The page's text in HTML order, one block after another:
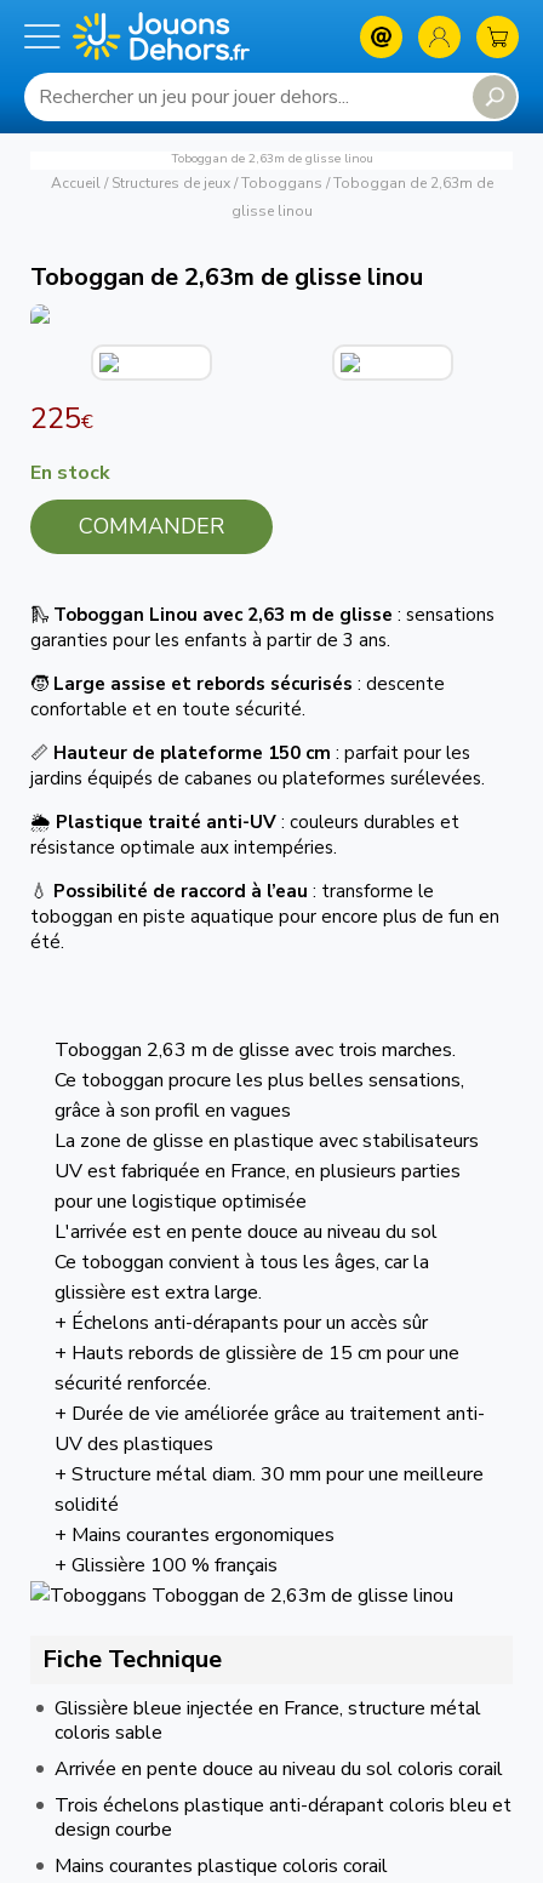
Toboggan de 2,63m de glisse linou
Accueil/ Structures de jeux/ Toboggans / Toboggan de 2,63m de
glisse linou
Toboggan 2,63 m de glisse avec trois marches.
Ce toboggan procure les plus belles sensations,
grâce à son profil en vagues
La zone de glisse en plastique avec stabilisateurs
UV est fabriquée en France, en plusieurs parties
pour une logistique optimisée
L'arrivée est en pente douce au niveau du sol
Ce toboggan convient à tous les âges, car la
glissière est extra large.
+ Échelons anti-dérapants pour un accès sûr
+ Hauts rebords de glissière de 15 cm pour une
sécurité renforcée.
+ Durée de vie améliorée grâce au traitement anti-
UV des plastiques
+ Structure métal diam. 30 mm pour une meilleure
solidité
+ Mains courantes ergonomiques
+ Glissière 100 % français
Fiche Technique
Glissière bleue injectée en France, structure métal
coloris sable
Arrivée en pente douce au niveau du sol coloris corail
Trois échelons plastique anti-dérapant coloris bleu et
design courbe
Mains courantes plastique coloris corail
Toboggan de 2,63m de glisse linou
225€
En stock
COMMANDER
🛝 Toboggan Linou avec 2,63 m de glisse : sensations
garanties pour les enfants à partir de 3 ans.
🧒 Large assise et rebords sécurisés : descente
confortable et en toute sécurité.
📏 Hauteur de plateforme 150 cm : parfait pour les
jardins équipés de cabanes ou plateformes surélevées.
🌦️ Plastique traité anti-UV : couleurs durables et
résistance optimale aux intempéries.
💧 Possibilité de raccord à l’eau : transforme le
toboggan en piste aquatique pour encore plus de fun en
été.